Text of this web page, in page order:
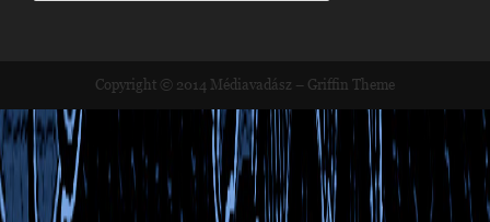
Copyright © 2014 Médiavadász – Griffin Theme